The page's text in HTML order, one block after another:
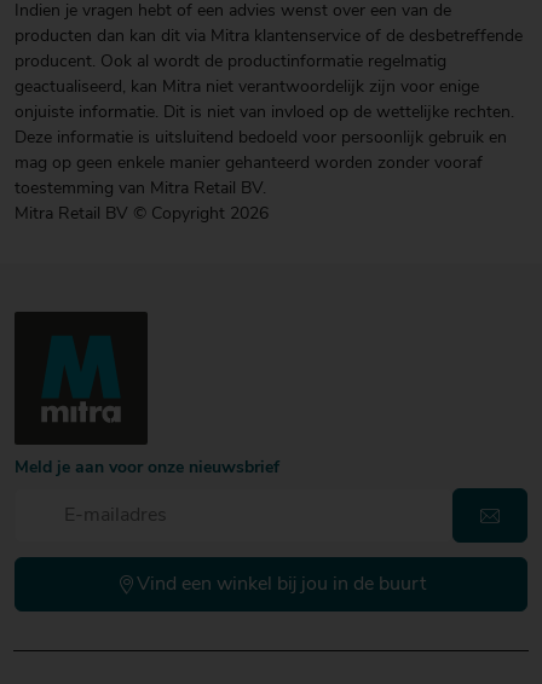
Indien je vragen hebt of een advies wenst over een van de
producten dan kan dit via Mitra klantenservice of de desbetreffende
producent. Ook al wordt de productinformatie regelmatig
geactualiseerd, kan Mitra niet verantwoordelijk zijn voor enige
onjuiste informatie. Dit is niet van invloed op de wettelijke rechten.
Deze informatie is uitsluitend bedoeld voor persoonlijk gebruik en
mag op geen enkele manier gehanteerd worden zonder vooraf
toestemming van Mitra Retail BV.
Mitra Retail BV © Copyright 2026
Meld je aan voor onze nieuwsbrief
Vind een winkel bij jou in de buurt